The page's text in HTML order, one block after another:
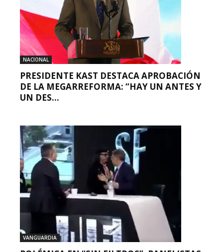
NACIONAL
PRESIDENTE KAST DESTACA APROBACIÓN
DE LA MEGARREFORMA: “HAY UN ANTES Y
UN DES...
VANGUARDIA